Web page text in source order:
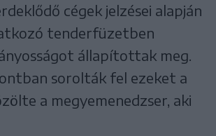
cégek jelzései alapján
tenderfüzetben
állapítottak meg.
sorolták fel ezeket a
a megyemenedzser, aki